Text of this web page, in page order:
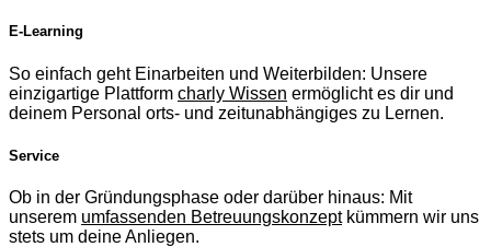
E-Learning
So einfach geht Einarbeiten und Weiterbilden: Unsere
einzigartige Plattform charly Wissen ermöglicht es dir und
deinem Personal orts- und zeitunabhängiges zu Lernen.
Service
Ob in der Gründungsphase oder darüber hinaus: Mit
unserem umfassenden Betreuungskonzeptkümmern wir uns
stets um deine Anliegen.